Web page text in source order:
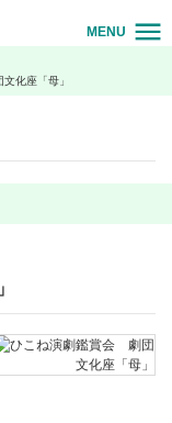
MENU
化座「母」